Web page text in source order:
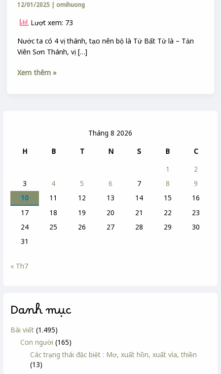
Tháng 8 2026
H
B T N S B
C
1
2
3
4 5 6 7 8
9
10
11 12 13 14 15
16
17
18 19 20 21 22
23
24
25 26 27 28 29
30
31
« Th7
Danh mục
Bài viết (1.495)
Con người (165)
Các trạng thái đặc biệt : Mơ, xuất hồn, xuất vía, thiền
(13)
12/01/2025 | omihuong
Lượt xem: 73
Nước ta có 4 vị thánh, tạo nên bộ là Tứ Bất Tử là – Tản
Viên Sơn Thánh, vị […]
Xem thêm »